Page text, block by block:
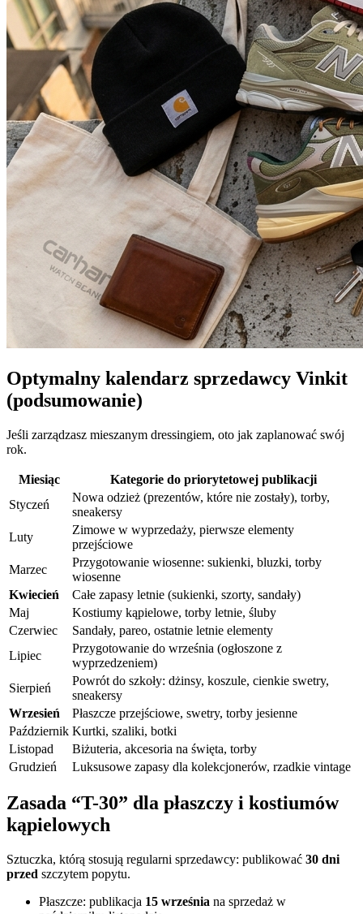
Optymalny kalendarz sprzedawcy Vinkit
(podsumowanie)
Jeśli zarządzasz mieszanym dressingiem, oto jak zaplanować swój
rok.
Miesiąc
Kategorie do priorytetowej publikacji
Styczeń
Nowa odzież (prezentów, które nie zostały), torby,
sneakersy
Luty
Zimowe w wyprzedaży, pierwsze elementy
przejściowe
Marzec
Przygotowanie wiosenne: sukienki, bluzki, torby
wiosenne
Kwiecień
Całe zapasy letnie (sukienki, szorty, sandały)
Maj
Kostiumy kąpielowe, torby letnie, śluby
Czerwiec
Sandały, pareo, ostatnie letnie elementy
Lipiec
Przygotowanie do września (ogłoszone z
wyprzedzeniem)
Sierpień
Powrót do szkoły: dżinsy, koszule, cienkie swetry,
sneakersy
Wrzesień
Płaszcze przejściowe, swetry, torby jesienne
Październik Kurtki, szaliki, botki
Listopad
Biżuteria, akcesoria na święta, torby
Grudzień
Luksusowe zapasy dla kolekcjonerów, rzadkie vintage
Zasada “T-30” dla płaszczy i kostiumów
kąpielowych
Sztuczka, którą stosują regularni sprzedawcy: publikować 30 dni
przed szczytem popytu.
Płaszcze: publikacja 15 września na sprzedaż w